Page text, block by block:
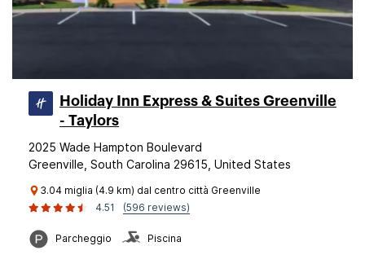
Holiday Inn Express & Suites Greenville
- Taylors
2025 Wade Hampton Boulevard
Greenville, South Carolina 29615, United States
3.04 miglia (4.9 km) dal centro città Greenville
4.51
(596 reviews)
Parcheggio Piscina